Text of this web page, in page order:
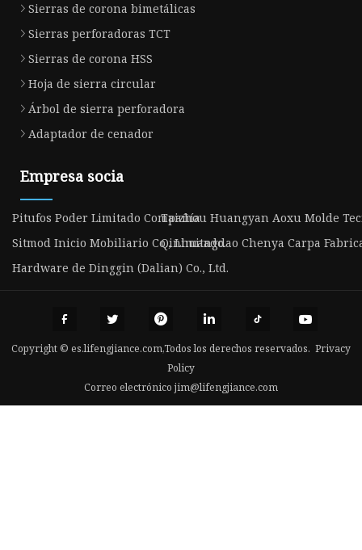
Sierras de corona bimetálicas
Sierras perforadoras TCT
Sierras de corona HSS
Hoja de sierra circular
Árbol de sierra perforadora
Adaptador de cenador
Empresa socia
Pitufos Poder Limitado CompañíaTaizhou Huangyan Aoxu Molde
Sitmod Inicio Mobiliario Co., Limitado.Qinhuangdao Chenya Carpa
Hardware de Dinggin (Dalian) Co., Ltd.
Copyright © es.lifengjiance.com,Todos los derechos reservados. Privacy
Policy
Correo electrónicojim@lifengjiance.com